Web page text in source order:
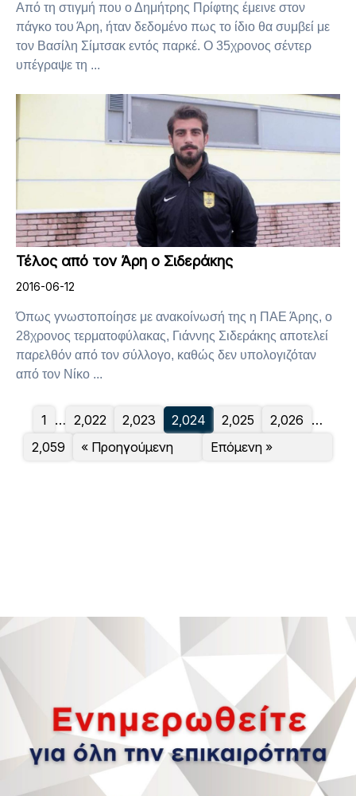
Από τη στιγμή που ο Δημήτρης Πρίφτης έμεινε στον
πάγκο του Άρη, ήταν δεδομένο πως το ίδιο θα συμβεί με
τον Βασίλη Σίμτσακ εντός παρκέ. Ο 35χρονος σέντερ
υπέγραψε τη ...
Τέλος από τον Άρη ο Σιδεράκης
2016-06-12
Όπως γνωστοποίησε με ανακοίνωσή της η ΠΑΕ Άρης, ο
28χρονος τερματοφύλακας, Γιάννης Σιδεράκης αποτελεί
παρελθόν από τον σύλλογο, καθώς δεν υπολογιζόταν
από τον Νίκο ...
« Προηγούμενη
1 … 2,022 2,023 2,024 2,025 2,026 …
2,059
Επόμενη »